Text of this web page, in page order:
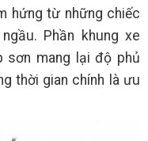
hứng từ những chiếc
Phần khung xe
sơn mang lại độ phủ
thời gian chính là ưu